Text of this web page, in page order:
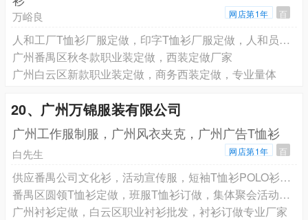
万峪良 网店第1年 百
人和工厂T恤衫厂服定做，印字T恤衫厂服定做，人和员工工衣定做
广州番禺区秋冬款职业装定做，西装定做厂家
广州白云区新款职业装定做，商务西装定做，专业量体
20、广州万锦服装有限公司
广州工作服制服，广州风衣夹克，广州广告T恤衫
白先生 网店第1年 百
供应番禺公司文化衫，活动宣传服，短袖T恤衫POLO衫定做
番禺区圆领T恤衫定做，班服T恤衫订做，集体聚会活动服定制质量上乘
广州衬衫定做，白云区职业衬衫批发，衬衫订做专业厂家